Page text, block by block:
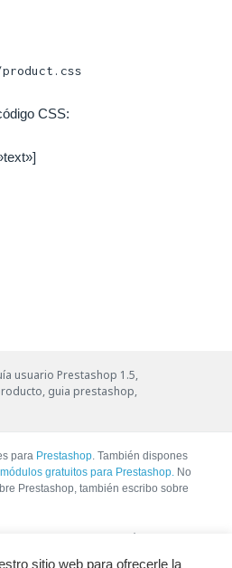
CSS:
Cambiar el color del título del
usuario Prestashop 1.5,
, guia prestashop,
para Prestashop. También dispones
módulos gratuitos para Prestashop. No
Prestashop, también escribo sobre
sitio web para ofrecerle la